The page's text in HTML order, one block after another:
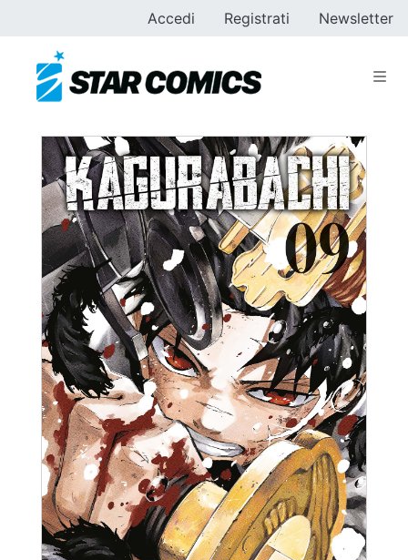
Accedi Registrati Newsletter